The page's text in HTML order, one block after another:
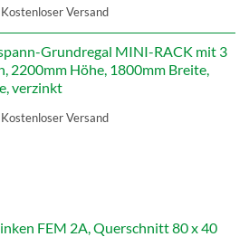
Kostenloser Versand
Grundregal MINI-RACK mit 3
2200mm Höhe, 1800mm Breite,
verzinkt
Kostenloser Versand
FEM 2A, Querschnitt 80 x 40